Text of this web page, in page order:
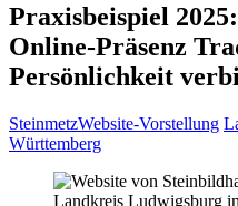
Praxisbeispiel
Online-Präsenz
Persönlichkeit
SteinmetzWebsite-Vorstellung
Württemberg